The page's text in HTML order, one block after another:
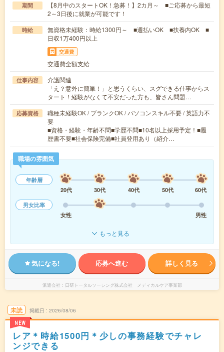
期間
【8月中のスタートOK！急募！】2カ月～ ■ご応募から最短
2～3日後に就業が可能です！
時給
無資格未経験：時給1300円～ ■週払いOK ■扶養内OK ■
日収1万400円以上
交通費
交通費全額支給
仕事内容
介護関連
「え？意外に簡単！」と思うくらい、スグできる仕事からス
タート！経験がなくて不安だった方も、皆さん問題…
応募資格
職種未経験OK / ブランクOK / パソコンスキル不要 / 英語力不
要
■資格・経験・年齢不問■学歴不問■10名以上採用予定！■履
歴書不要■社会保険完備■社員登用あり（紹介…
職場の雰囲気
年齢層
20代
30代 40代 50代
60代
男女比率
女性
男性
もっと見る
気になる! 応募へ進む 詳しく見る
派遣会社 日研トータルソーシング株式会社 メディカルケア事業部
未読
NEW
掲載日 2026/08/06
レア＊時給1500円＊少しの事務経験でチャレ
ンジできる